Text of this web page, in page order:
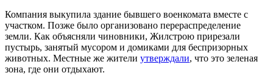
Компания выкупила здание бывшего военкомата вместе с
участком. Позже было организовано перераспределение
земли. Как объясняли чиновники, Жилстрою прирезали
пустырь, занятый мусором и домиками для беспризорных
животных. Местные же жители утверждали, что это зеленая
зона, где они отдыхают.